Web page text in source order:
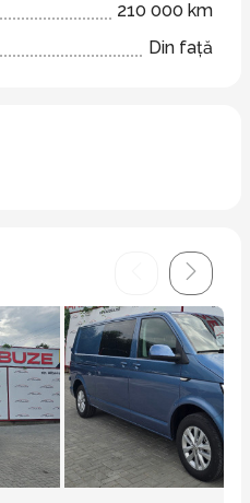
210 000 km
Din față